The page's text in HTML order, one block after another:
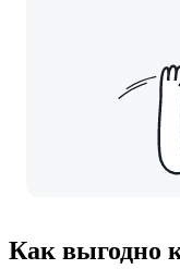
Как выгодно